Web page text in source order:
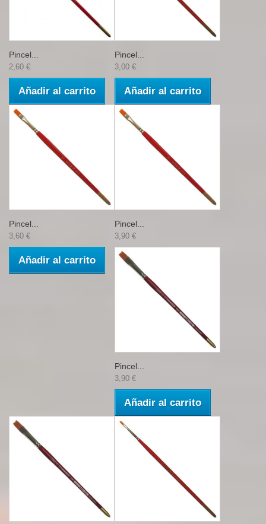
Pincel...
2,60 €
Añadir al carrito
Pincel...
3,00 €
Añadir al carrito
Pincel...
3,60 €
Añadir al carrito
Pincel...
3,90 €
Pincel...
3,90 €
Añadir al carrito